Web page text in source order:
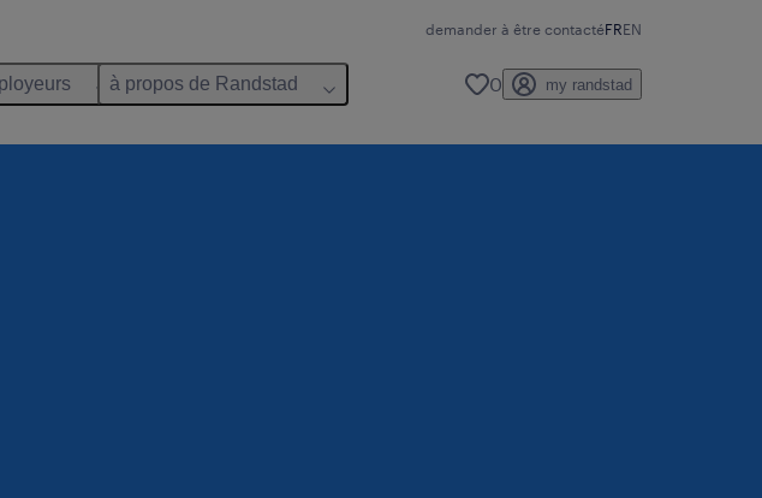
demander à être contactéFREN
à propos de Randstad 0 my randstad